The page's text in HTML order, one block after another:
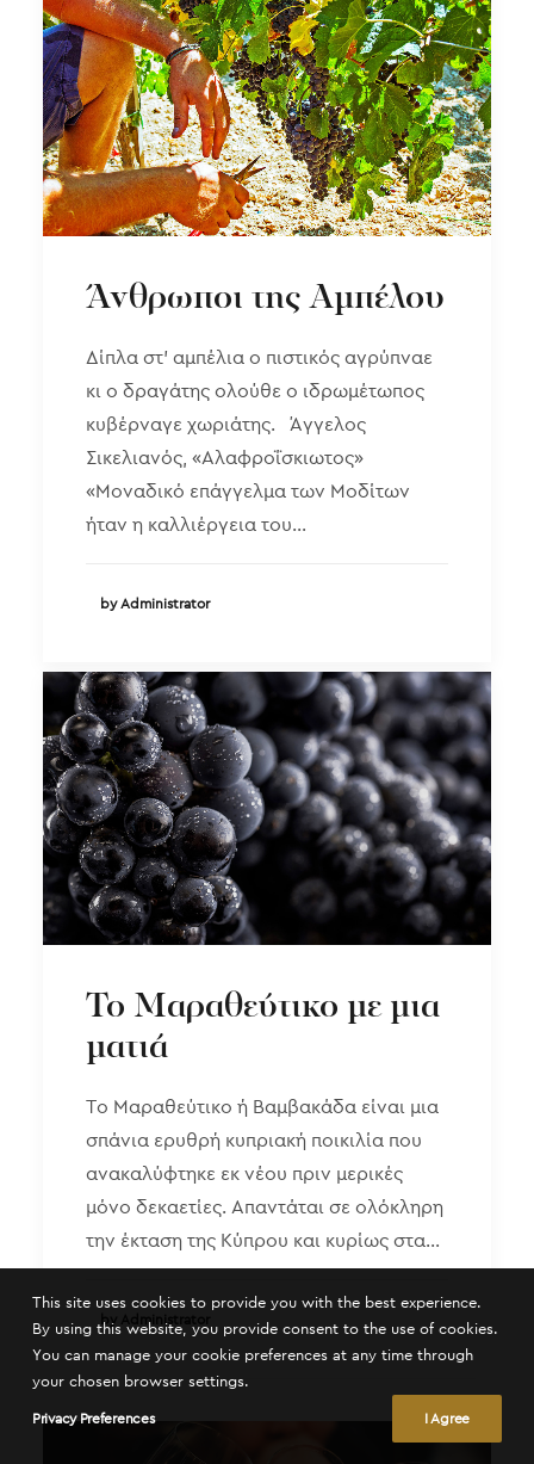
Άνθρωποι της Αμπέλου
Δίπλα στ’ αμπέλια ο πιστικός αγρύπναε
κι ο δραγάτης ολούθε ο ιδρωμέτωπος
κυβέρναγε χωριάτης. Άγγελος
Σικελιανός, «Αλαφροΐσκιωτος»
«Μοναδικό επάγγελμα των Μοδίτων
ήταν η καλλιέργεια του…
by Administrator
Το Μαραθεύτικο με μια
ματιά
Το Μαραθεύτικο ή Βαμβακάδα είναι μια
σπάνια ερυθρή κυπριακή ποικιλία που
ανακαλύφτηκε εκ νέου πριν μερικές
μόνο δεκαετίες. Απαντάται σε ολόκληρη
την έκταση της Κύπρου και κυρίως στα…
by Administrator
This site uses cookies to provide you with the best experience.
By using this website, you provide consent to the use of cookies.
You can manage your cookie preferences at any time through
your chosen browser settings.
Privacy Preferences I Agree